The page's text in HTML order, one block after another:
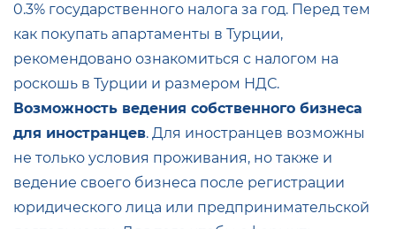
0.3% государственного налога за год. Перед тем
как покупать апартаменты в Турции,
рекомендовано ознакомиться с налогом на
роскошь в Турции и размером НДС.
Возможность ведения собственного бизнеса
для иностранцев. Для иностранцев возможны
не только условия проживания, но также и
ведение своего бизнеса после регистрации
юридического лица или предпринимательской